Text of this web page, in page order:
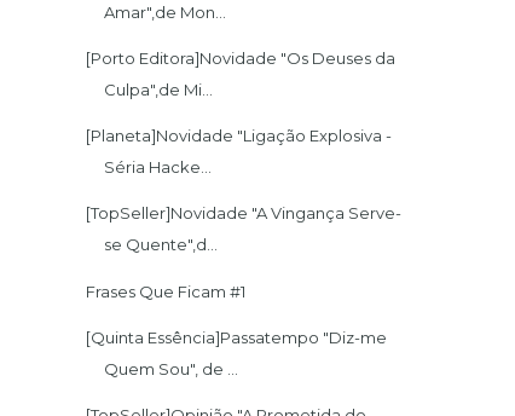
Amar",de Mon...
[Porto Editora]Novidade "Os Deuses da
Culpa",de Mi...
[Planeta]Novidade "Ligação Explosiva -
Séria Hacke...
[TopSeller]Novidade "A Vingança Serve-
se Quente",d...
Frases Que Ficam #1
[Quinta Essência]Passatempo "Diz-me
Quem Sou", de ...